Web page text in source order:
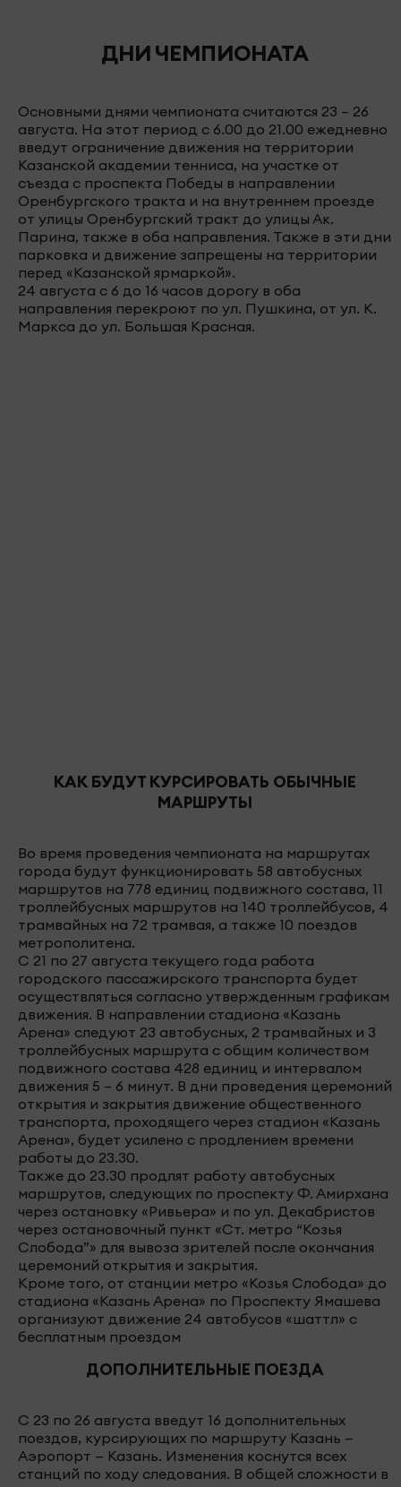
ДНИ ЧЕМПИОНАТА
Основными днями чемпионата считаются 23 – 26
августа. На этот период с 6.00 до 21.00 ежедневно
введут ограничение движения на территории
Казанской академии тенниса, на участке от
съезда с проспекта Победы в направлении
Оренбургского тракта и на внутреннем проезде
от улицы Оренбургский тракт до улицы Ак.
Парина, также в оба направления. Также в эти дни
парковка и движение запрещены на территории
перед «Казанской ярмаркой».
24 августа с 6 до 16 часов дорогу в оба
направления перекроют по ул. Пушкина, от ул. К.
Маркса до ул. Большая Красная.
КАК БУДУТ КУРСИРОВАТЬ ОБЫЧНЫЕ
МАРШРУТЫ
Во время проведения чемпионата на маршрутах
города будут функционировать 58 автобусных
маршрутов на 778 единиц подвижного состава, 11
троллейбусных маршрутов на 140 троллейбусов, 4
трамвайных на 72 трамвая, а также 10 поездов
метрополитена.
С 21 по 27 августа текущего года работа
городского пассажирского транспорта будет
осуществляться согласно утвержденным графикам
движения. В направлении стадиона «Казань
Арена» следуют 23 автобусных, 2 трамвайных и 3
троллейбусных маршрута с общим количеством
подвижного состава 428 единиц и интервалом
движения 5 – 6 минут. В дни проведения церемоний
открытия и закрытия движение общественного
транспорта, проходящего через стадион «Казань
Арена», будет усилено с продлением времени
работы до 23.30.
Также до 23.30 продлят работу автобусных
маршрутов, следующих по проспекту Ф. Амирхана
через остановку «Ривьера» и по ул. Декабристов
через остановочный пункт «Ст. метро “Козья
Слобода”» для вывоза зрителей после окончания
церемоний открытия и закрытия.
Кроме того, от станции метро «Козья Слобода» до
стадиона «Казань Арена» по Проспекту Ямашева
организуют движение 24 автобусов «шаттл» с
бесплатным проездом
ДОПОЛНИТЕЛЬНЫЕ ПОЕЗДА
С 23 по 26 августа введут 16 дополнительных
поездов, курсирующих по маршруту Казань —
Аэропорт — Казань. Изменения коснутся всех
станций по ходу следования. В общей сложности в